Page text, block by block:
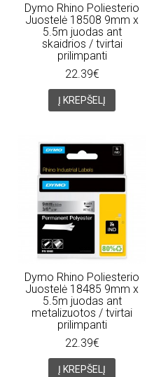
Dymo Rhino Poliesterio
Juostelė 18508 9mm x
5.5m juodas ant
skaidrios / tvirtai
prilimpanti
22.39€
Į KREPŠELĮ
Dymo Rhino Poliesterio
Juostelė 18485 9mm x
5.5m juodas ant
metalizuotos / tvirtai
prilimpanti
22.39€
Į KREPŠELĮ